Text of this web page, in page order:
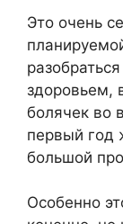
Это очень
здоровьем,
болячек во
первый год
большой
Особенно